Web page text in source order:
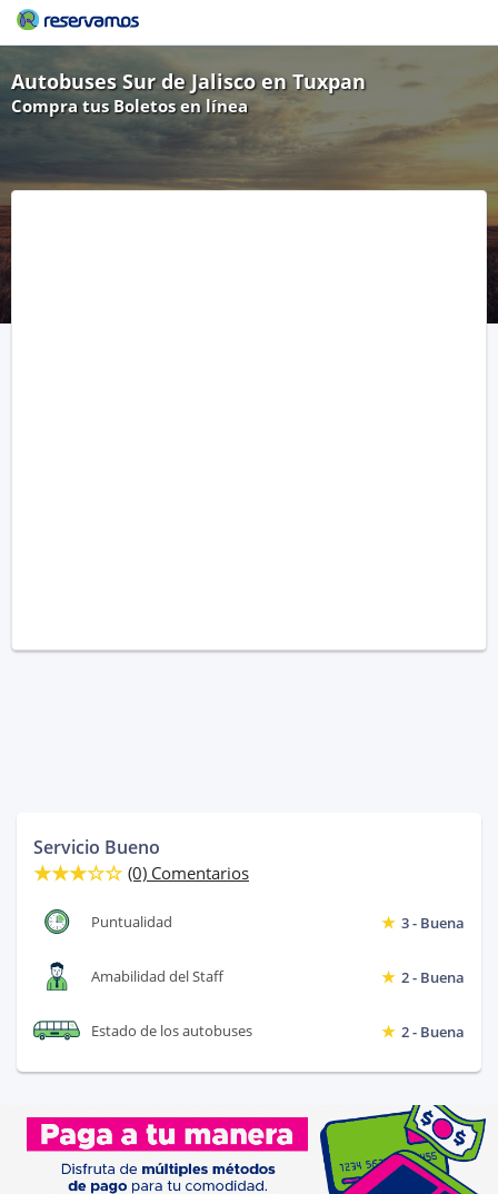
Autobuses Sur de Jalisco en Tuxpan
Compra tus Boletos en línea
Servicio Bueno
(0) Comentarios
Puntualidad 3 - Buena
Amabilidad del Staff 2 - Buena
Estado de los autobuses 2 - Buena